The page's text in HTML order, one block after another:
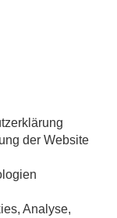
der Website
Analyse,